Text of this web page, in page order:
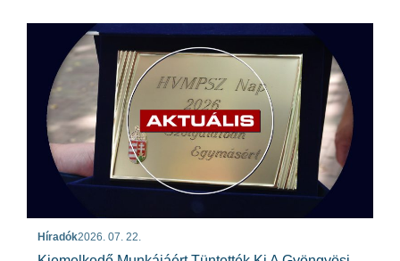
Híradók2026. 07. 22.